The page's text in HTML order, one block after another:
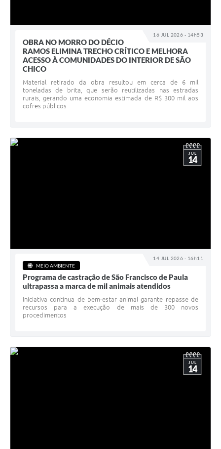
16 JUL 2026 - 14h53
OBRA NO MORRO DO DÉCIO
RAMOS ELIMINA TRECHO CRÍTICO E MELHORA
ACESSO À COMUNIDADES DO INTERIOR DE SÃO
CHICO
Material retirado da obra resultou em cerca de 6 mil
toneladas de brita, que serão reutilizadas nas estradas
rurais, gerando uma economia estimada de R$ 300 mil aos
cofres públicos
14 JUL 2026 - 16h11
JUL
14
MEIO AMBIENTE
Programa de castração de São Francisco de Paula
ultrapassa a marca de mil animais atendidos
Iniciativa contínua de bem-estar animal garante repasse de
recursos para a execução de mais de 300 novos
procedimentos
JUL
14